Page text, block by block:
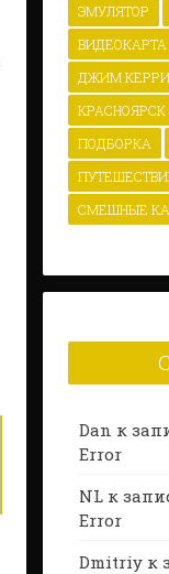
ЭМУЛЯТОР
ВИДЕОКАРТА
ДЖИМ КЕРРИ
КРАСНОЯРСК
ПОДБОРКА
СМЕШНЫЕ
Dan к
Error
NLк
Error
Dmitriyк